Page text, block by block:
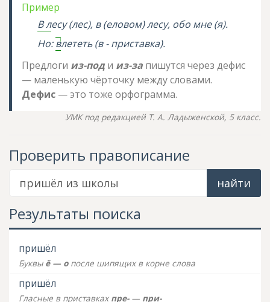
Пример
В лесу (лес), в (еловом) лесу, обо мне(я).
Но:влететь (в - приставка).
Предлоги из-под и из-за пишутся через дефис
— маленькую чёрточку между словами.
Дефис — это тоже орфограмма.
УМК под редакцией Т. А. Ладыженской, 5 класс.
Проверить правописание
найти
Результаты поиска
пришёл
Буквы ё — опосле шипящих в корне слова
пришёл
Гласные в приставках пре-— при-